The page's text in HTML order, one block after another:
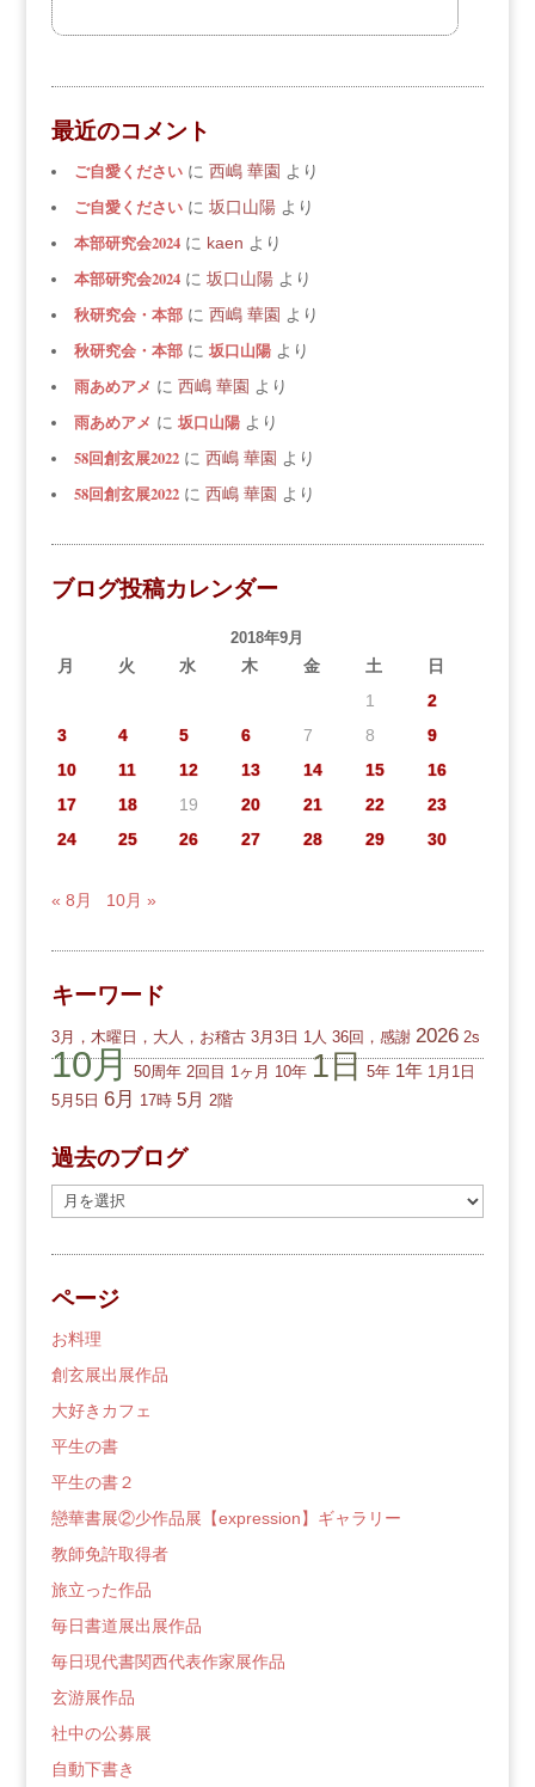
最近のコメント
ご自愛くださいに 西嶋 華園 より
ご自愛くださいに 坂口山陽より
本部研究会2024に kaen より
本部研究会2024に 坂口山陽より
秋研究会・本部に 西嶋 華園 より
秋研究会・本部に 坂口山陽より
雨あめアメ に 西嶋 華園 より
雨あめアメ に 坂口山陽より
58回創玄展2022に 西嶋 華園 より
58回創玄展2022に 西嶋 華園 より
ブログ投稿カレンダー
2018年9月
月 火 水 木 金 土
日
1
2
3
4 5 6 7 8
9
10
11 12 13 14 15
16
17
18 19 20 21 22
23
24
25 26 27 28 29 30
« 8月 10月 »
キーワード
3月，木曜日，大人，お稽古 3月3日 1人 36回，感謝 2026 2s
10月 50周年 2回目 1ヶ月 10年 1日 5年 1年 1月1日
5月5日 6月 17時 5月 2階
過去のブログ
去
の
ロ
グ
ページ
お料理
創玄展出展作品
大好きカフェ
平生の書
平生の書２
戀華書展②少作品展【expression】ギャラリー
教師免許取得者
旅立った作品
毎日書道展出展作品
毎日現代書関西代表作家展作品
玄游展作品
社中の公募展
自動下書き